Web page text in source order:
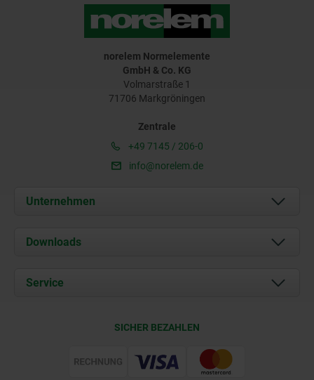
norelem Normelemente
GmbH & Co. KG
Volmarstraße 1
71706 Markgröningen
Zentrale
+49 7145 / 206-0
info@norelem.de
Unternehmen
Über uns
Karriere
Downloads
Dokumente
Service
Web Support
SICHER BEZAHLEN